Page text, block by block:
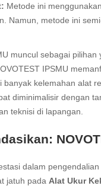
Metode ini
Namun, metode ini
muncul sebagai
IPSMU
kelemahan alat
diminimalisir dengan
teknisi di lapangan.
dalam
jatuh pada Alat Ukur